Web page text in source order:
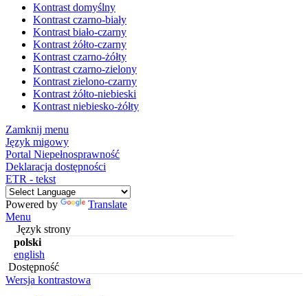
Kontrast domyślny
Kontrast czarno-biały
Kontrast biało-czarny
Kontrast żółto-czarny
Kontrast czarno-żółty
Kontrast czarno-zielony
Kontrast zielono-czarny
Kontrast żółto-niebieski
Kontrast niebiesko-żółty
Zamknij menu
Język migowy
Portal Niepełnosprawność
Deklaracja dostępności
ETR - tekst
Powered by
Translate
Menu
Język strony
polski
english
Dostępność
Wersja kontrastowa